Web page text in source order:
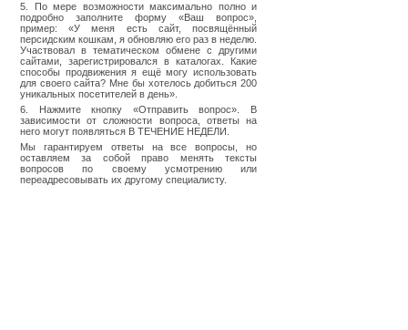
5. По мере возможности максимально полно и
подробно заполните форму «Ваш вопрос»,
пример: «У меня есть сайт, посвящённый
персидским кошкам, я обновляю его раз в неделю.
Участвовал в тематическом обмене с другими
сайтами, зарегистрировался в каталогах. Какие
способы продвижения я ещё могу использовать
для своего сайта? Мне бы хотелось добиться 200
уникальных посетителей в день».
6. Нажмите кнопку «Отправить вопрос». В
зависимости от сложности вопроса, ответы на
него могут появляться В ТЕЧЕНИЕ НЕДЕЛИ.
Мы гарантируем ответы на все вопросы, но
оставляем за собой право менять тексты
вопросов по своему усмотрению или
переадресовывать их другому специалисту.